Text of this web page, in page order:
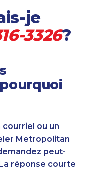
je
3326?
courriel ou un
Metropolitan
peut-
réponse courte